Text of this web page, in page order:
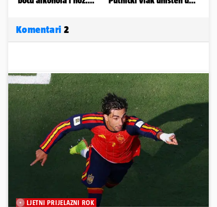
Komentari 2
LJETNI PRIJELAZNI ROK